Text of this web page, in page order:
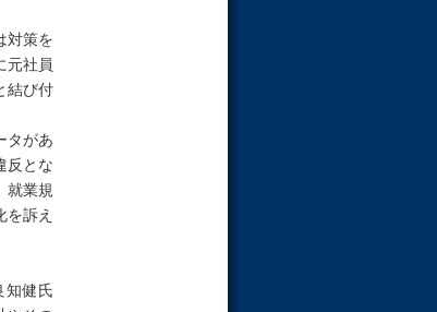
対策を
元社員
結び付
タがあ
反とな
就業規
訴え
知健氏